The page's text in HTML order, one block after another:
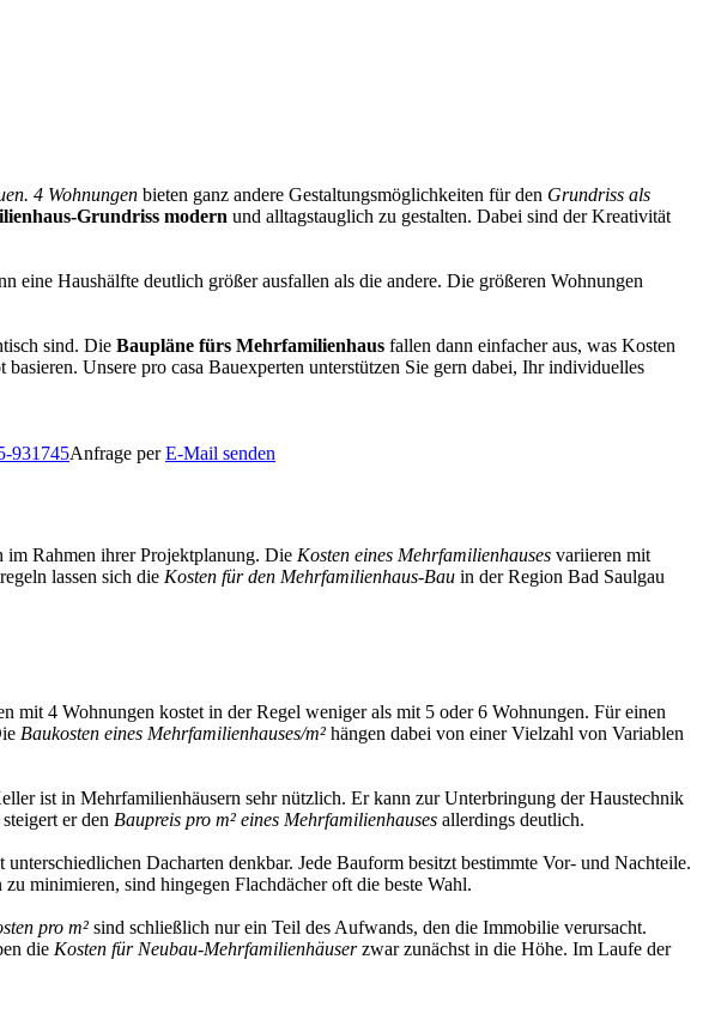
4 Wohnungen bieten ganz andere Gestaltungsmöglichkeiten für den Grundriss als
Grundriss modern und alltagstauglich zu gestalten. Dabei sind der Kreativität
eine Haushälfte deutlich größer ausfallen als die andere. Die größeren Wohnungen
sind. Die Baupläne fürs Mehrfamilienhaus fallen dann einfacher aus, was Kosten
Unsere pro casa Bauexperten unterstützen Sie gern dabei, Ihr individuelles
931745Anfrage perE-Mail senden
im Rahmen ihrer Projektplanung. Die Kosten eines Mehrfamilienhauses variieren mit
lassen sich die Kosten für den Mehrfamilienhaus-Bau in der Region Bad Saulgau
mit 4 Wohnungen kostet in der Regel weniger als mit 5 oder 6 Wohnungen. Für einen
Baukosten eines Mehrfamilienhauses/m² hängen dabei von einer Vielzahl von Variablen
ist in Mehrfamilienhäusern sehr nützlich. Er kann zur Unterbringung der Haustechnik
er den Baupreis pro m² eines Mehrfamilienhauses allerdings deutlich.
unterschiedlichen Dacharten denkbar. Jede Bauform besitzt bestimmte Vor- und Nachteile.
minimieren, sind hingegen Flachdächer oft die beste Wahl.
pro m² sind schließlich nur ein Teil des Aufwands, den die Immobilie verursacht.
die Kosten für Neubau-Mehrfamilienhäuserzwar zunächst in die Höhe. Im Laufe der